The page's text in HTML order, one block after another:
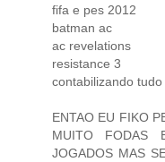
fifa e pes 2012
batman ac
ac revelations
resistance 3
contabilizando
ENTAO EU FIKO
MUITO FODAS
JOGADOS MAS